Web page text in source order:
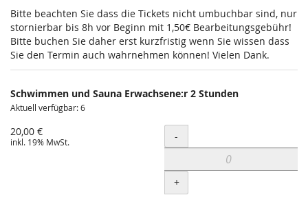
Bitte beachten Sie dass die Tickets nicht umbuchbar sind, nur
stornierbar bis 8h vor Beginn mit 1,50€ Bearbeitungsgebühr!
Bitte buchen Sie daher erst kurzfristig wenn Sie wissen dass
Sie den Termin auch wahrnehmen können! Vielen Dank.
Schwimmen und Sauna Erwachsene:r 2 Stunden
Aktuell verfügbar: 6
20,00 €
inkl. 19% MwSt. Menge
-
+